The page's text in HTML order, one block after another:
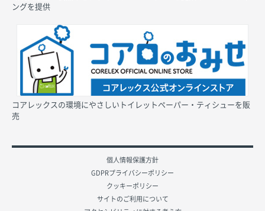
ングを提供
コアレックスの環境にやさしいトイレットペーパー・ティシューを販
売
個人情報保護方針
GDPRプライバシーポリシー
クッキーポリシー
サイトのご利用について